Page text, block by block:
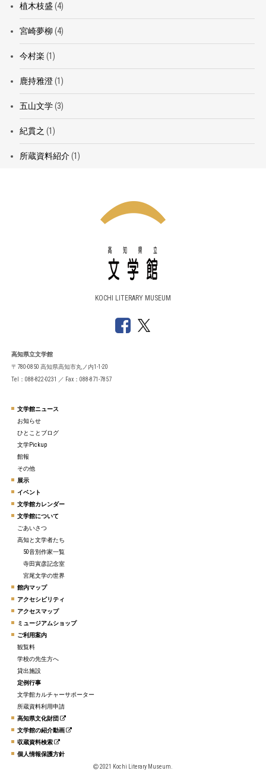
植木枝盛 (4)
宮崎夢柳 (4)
今村楽 (1)
鹿持雅澄(1)
五山文学(3)
紀貫之 (1)
所蔵資料紹介(1)
KOCHI LITERARY MUSEUM
高知県立文学館
〒780-0850 高知県高知市丸ノ内1-1-20
Tel：088-822-0231 ／ Fax：088-871-7857
文学館ニュース
お知らせ
ひとことブログ
文学Pickup
館報
その他
展示
イベント
文学館カレンダー
文学館について
ごあいさつ
高知と文学者たち
50音別作家一覧
寺田寅彦記念室
宮尾文学の世界
館内マップ
アクセシビリティ
アクセスマップ
ミュージアムショップ
ご利用案内
観覧料
学校の先生方へ
貸出施設
定例行事
文学館カルチャーサポーター
所蔵資料利用申請
高知県文化財団
文学館の紹介動画
収蔵資料検索
個人情報保護方針
2021 Kochi Literary Museum.